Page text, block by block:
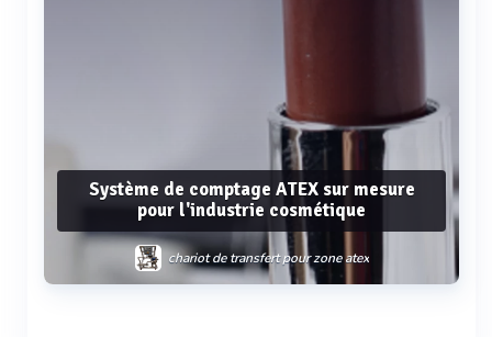
Système de comptage ATEX sur mesure
pour l'industrie cosmétique
chariot de transfert pour zone atex